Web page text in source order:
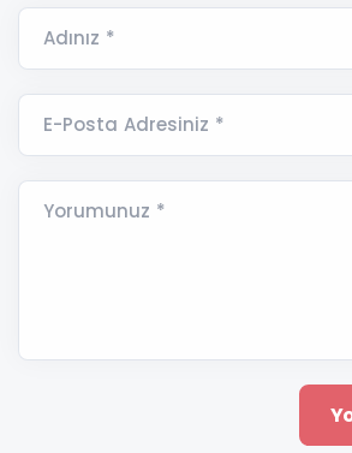
Adınız *
E-Posta Adresiniz *
Yorumunuz *